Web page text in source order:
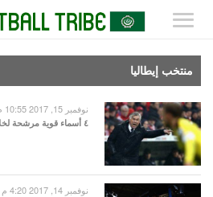
منتخب إيطاليا
نوفمبر 15, 2017 10:55 م
٤ أسماء قوية مرشحة لخلافة فينتورا في قيادة الأزوري
نوفمبر 14, 2017 4:20 م